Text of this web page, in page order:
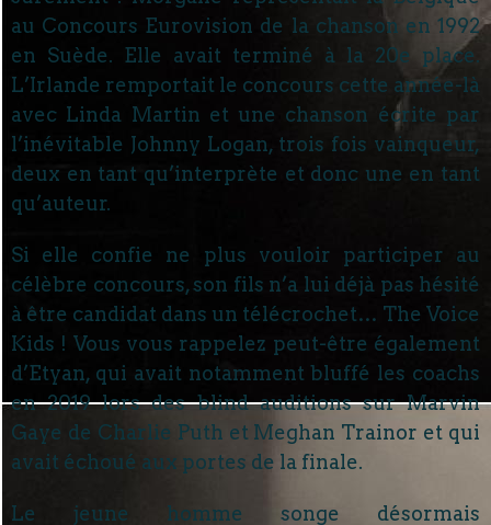
au Concours Eurovision de la chanson en 1992
en Suède. Elle avait terminé à la 20e place.
L’Irlande remportait le concours cette année-là
avec Linda Martin et une chanson écrite par
l’inévitable Johnny Logan, trois fois vainqueur,
deux en tant qu’interprète et donc une en tant
qu’auteur.
Si elle confie ne plus vouloir participer au
célèbre concours, son fils n’a lui déjà pas hésité
à être candidat dans un télécrochet… The Voice
Kids ! Vous vous rappelez peut-être également
d’Etyan, qui avait notamment bluffé les coachs
en 2019 lors des blind auditions sur Marvin
Gaye de Charlie Puth et Meghan Trainor et qui
avait échoué aux portes de la finale.
Le jeune homme songe désormais